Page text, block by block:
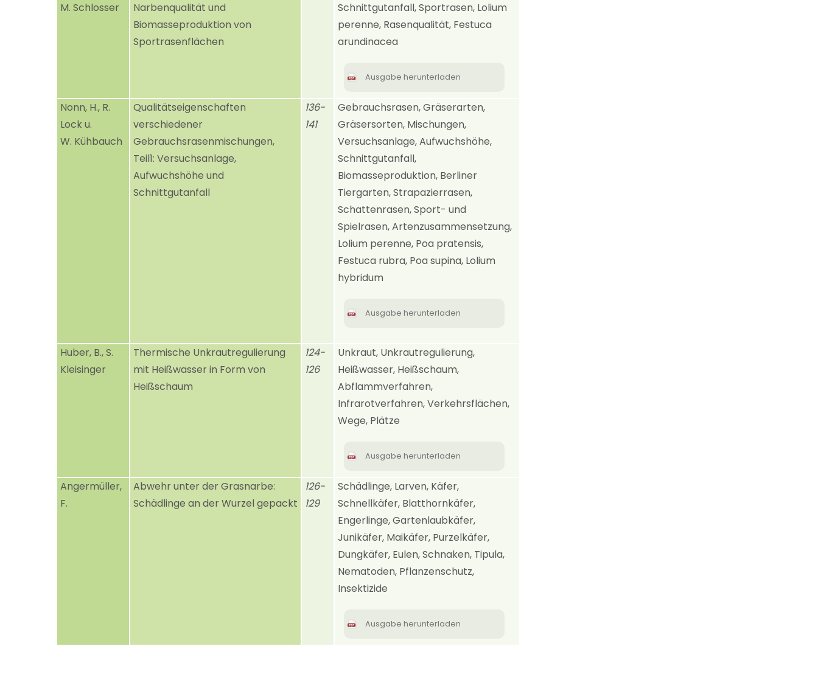
M. Schlosser
Narbenqualität und
Biomasseproduktion von
Sportrasenflächen
Schnittgutanfall, Sportrasen, Lolium
perenne, Rasenqualität, Festuca
arundinacea
Ausgabe herunterladen
Nonn, H., R.
Lock u.
W. Kühbauch
Qualitätseigenschaften
verschiedener
Gebrauchsrasenmischungen,
Teil1: Versuchsanlage,
Aufwuchshöhe und
Schnittgutanfall
136-
141
Gebrauchsrasen, Gräserarten,
Gräsersorten, Mischungen,
Versuchsanlage, Aufwuchshöhe,
Schnittgutanfall,
Biomasseproduktion, Berliner
Tiergarten, Strapazierrasen,
Schattenrasen, Sport- und
Spielrasen, Artenzusammensetzung,
Lolium perenne, Poa pratensis,
Festuca rubra, Poa supina, Lolium
hybridum
Ausgabe herunterladen
Huber, B., S.
Kleisinger
Thermische Unkrautregulierung
mit Heißwasser in Form von
Heißschaum
124-
126
Unkraut, Unkrautregulierung,
Heißwasser, Heißschaum,
Abflammverfahren,
Infrarotverfahren, Verkehrsflächen,
Wege, Plätze
Ausgabe herunterladen
Angermüller,
F.
Abwehr unter der Grasnarbe:
Schädlinge an der Wurzel gepackt
126-
129
Schädlinge, Larven, Käfer,
Schnellkäfer, Blatthornkäfer,
Engerlinge, Gartenlaubkäfer,
Junikäfer, Maikäfer, Purzelkäfer,
Dungkäfer, Eulen, Schnaken, Tipula,
Nematoden, Pflanzenschutz,
Insektizide
Ausgabe herunterladen
Kontakt
Alexander-von-Humboldt-Straße 4